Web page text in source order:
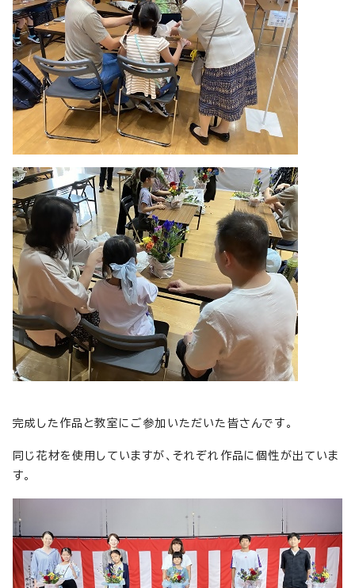
完成した作品と教室にご参加いただいた皆さんです。
同じ花材を使用していますが、それぞれ作品に個性が出ていま
す。